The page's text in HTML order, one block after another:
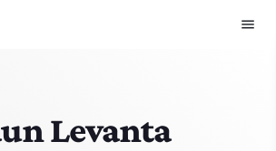
menu
Levanta